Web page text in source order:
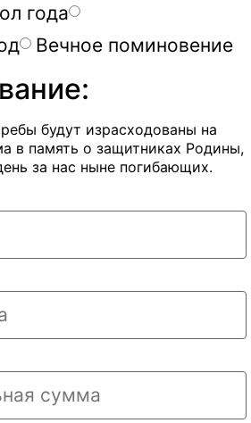
года
Вечное поминовение
будут израсходованы на
в память о защитниках Родины,
за нас ныне погибающих.